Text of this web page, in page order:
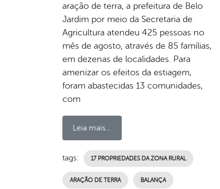
aração de terra, a prefeitura de Belo
Jardim por meio da Secretaria de
Agricultura atendeu 425 pessoas no
mês de agosto, através de 85 famílias,
em dezenas de localidades. Para
amenizar os efeitos da estiagem,
foram abastecidas 13 comunidades,
com
Leia mais...
tags: 17 PROPRIEDADES DA ZONA RURAL
ARAÇÃO DE TERRA BALANÇA